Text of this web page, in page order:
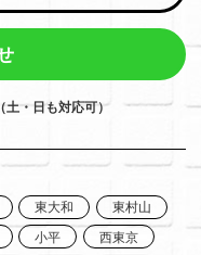
・日も対応可）
東大和
東村山
小平
西東京